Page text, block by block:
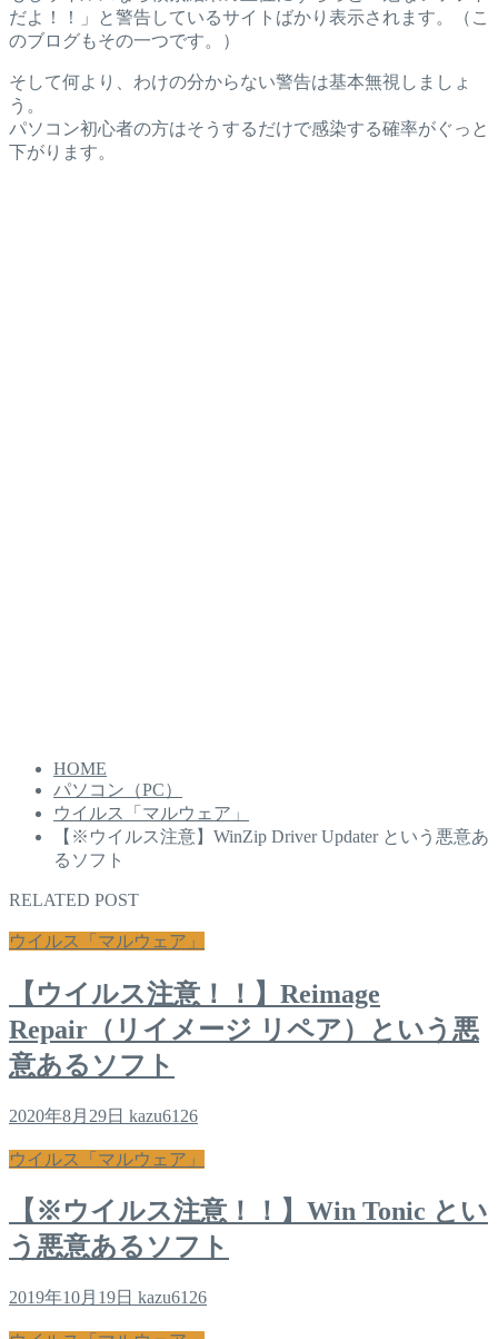
だよ！！」と警告しているサイトばかり表示されます。（こ
のブログもその一つです。）
そして何より、わけの分からない警告は基本無視しましょ
う。
パソコン初心者の方はそうするだけで感染する確率がぐっと
下がります。
HOME
パソコン（PC）
ウイルス「マルウェア」
【※ウイルス注意】WinZip Driver Updater という悪意あ
るソフト
RELATED POST
ウイルス「マルウェア」
【ウイルス注意！！】Reimage
Repair（リイメージ リペア）という悪
意あるソフト
2020年8月29日 kazu6126
ウイルス「マルウェア」
【※ウイルス注意！！】Win Tonic とい
う悪意あるソフト
2019年10月19日 kazu6126